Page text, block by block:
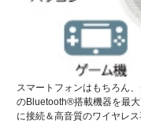
スマートフォンはもちろん
のBluetooth®搭載機器を最
に接続＆高音質のワイヤレス